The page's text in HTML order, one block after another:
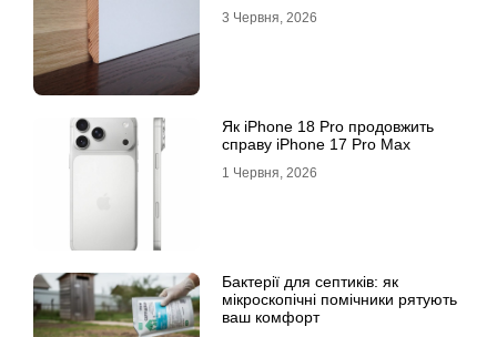
3 Червня, 2026
Як iPhone 18 Pro продовжить
справу iPhone 17 Pro Max
1 Червня, 2026
Бактерії для септиків: як
мікроскопічні помічники рятують
ваш комфорт